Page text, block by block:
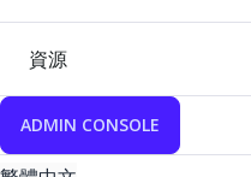
資源
ADMIN CONSOLE